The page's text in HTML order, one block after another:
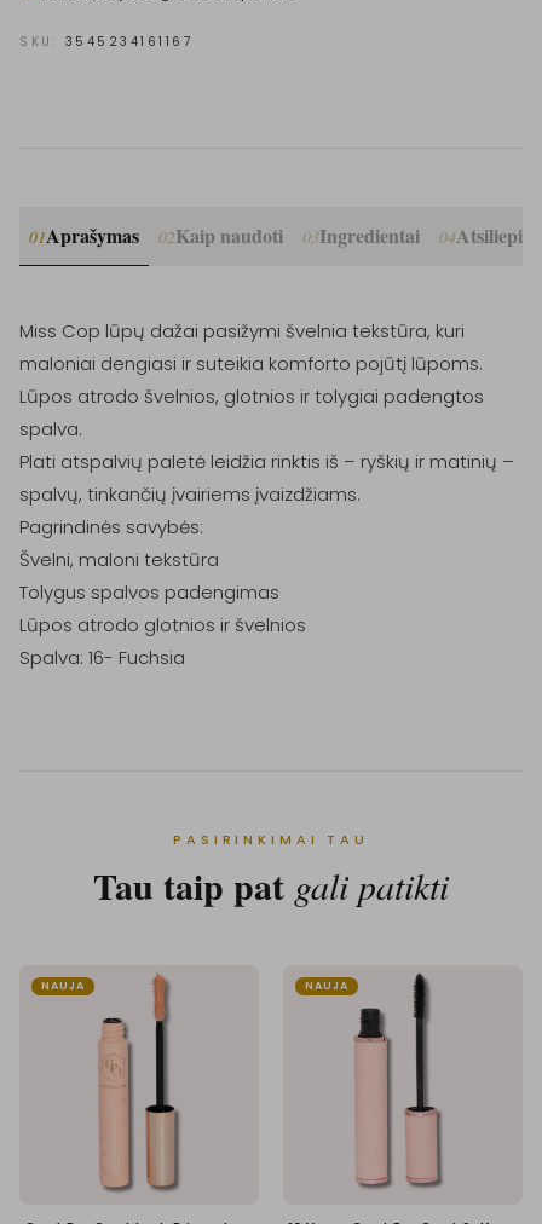
SKU: 3545234161167
01Aprašymas 02Kaip naudoti 03Ingredientai 04
Miss Cop lūpų dažai pasižymi švelnia tekstūra, kuri
maloniai dengiasi ir suteikia komforto pojūtį lūpoms.
Lūpos atrodo švelnios, glotnios ir tolygiai padengtos
spalva.
Plati atspalvių paletė leidžia rinktis iš – ryškių ir matinių –
spalvų, tinkančių įvairiems įvaizdžiams.
Pagrindinės savybės:
Švelni, maloni tekstūra
Tolygus spalvos padengimas
Lūpos atrodo glotnios ir švelnios
PASIRINKIMAI TAU
Tau taip pat gali patikti
NAUJA NAUJA